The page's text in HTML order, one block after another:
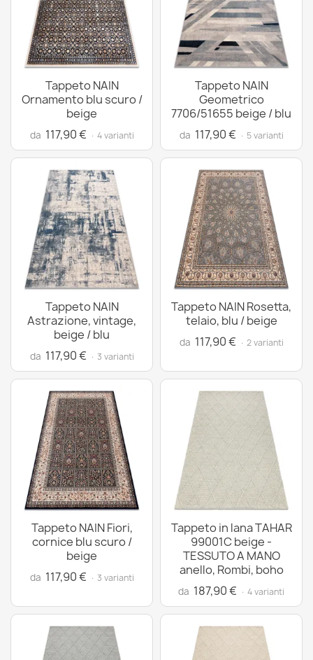
Tappeto NAIN
Ornamento blu scuro /
beige
da 117,90 € · 4 varianti
Tappeto NAIN
Geometrico
7706/51655 beige / blu
da 117,90 € · 5 varianti
Tappeto NAIN
Astrazione, vintage,
beige / blu
da 117,90 € · 3 varianti
Tappeto NAIN Rosetta,
telaio, blu / beige
da 117,90 € · 2 varianti
Tappeto NAIN Fiori,
cornice blu scuro /
beige
da 117,90 € · 3 varianti
Tappeto in lana TAHAR
99001C beige -
TESSUTO A MANO
anello, Rombi, boho
da 187,90 € · 4 varianti